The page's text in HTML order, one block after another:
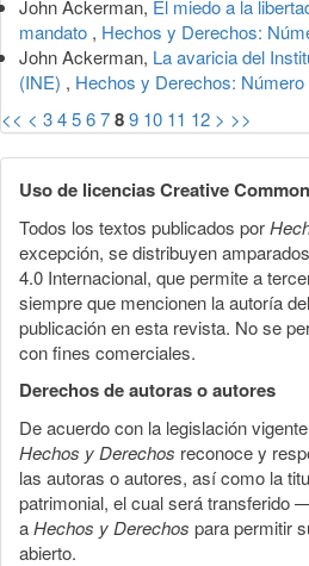
John Ackerman, El miedo a la
mandato , Hechos y Derechos:
John Ackerman, La avaricia del
(INE) , Hechos y Derechos:
<< < 3456789 10 11 12 > >>
Uso de licencias Creative
Todos los textos publicados por
excepción, se distribuyen
4.0 Internacional, que permite a
siempre que mencionen la autoría
publicación en esta revista. No se
con fines comerciales.
Derechos de autoras o autores
De acuerdo con la legislación
Hechos y Derechos reconoce y
las autoras o autores, así como la
patrimonial, el cual será
aHechos y Derechos para permitir
abierto.